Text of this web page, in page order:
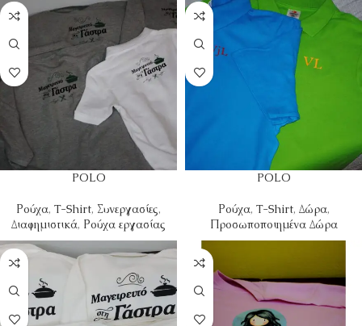
POLO
Ρούχα, T-Shirt, Συνεργασίες,
Διαφημιστικά, Ρούχα εργασίας
POLO
Ρούχα, T-Shirt, Δώρα,
Προσωποποιημένα Δώρα